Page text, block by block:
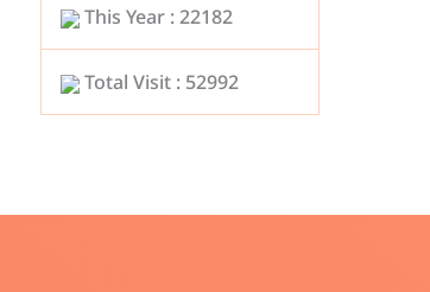
This Year : 22182
Total Visit : 52992